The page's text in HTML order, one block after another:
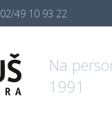
02/49 10 93 22
Na
1991